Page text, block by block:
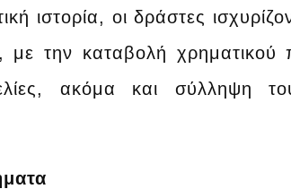
ιστορία, οι δράστες
με την καταβολή
ακόμα και σύλληψη